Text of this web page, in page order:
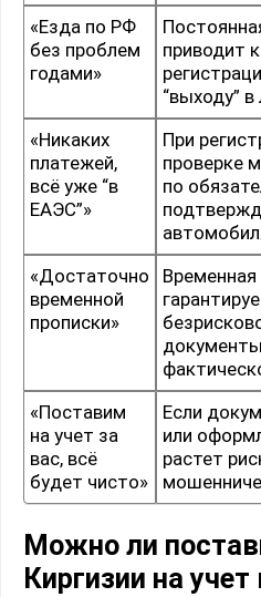
«Езда по РФ
без проблем
годами»
приводит
“выходу”
«Никаких
платежей,
всё уже “в
ЕАЭС”»
При
проверке
по
«Достаточно
временной
прописки»
Временная
«Поставим
на учет за
вас, всё
будет чисто»
Если
или
растет
Можно ли
Киргизии на